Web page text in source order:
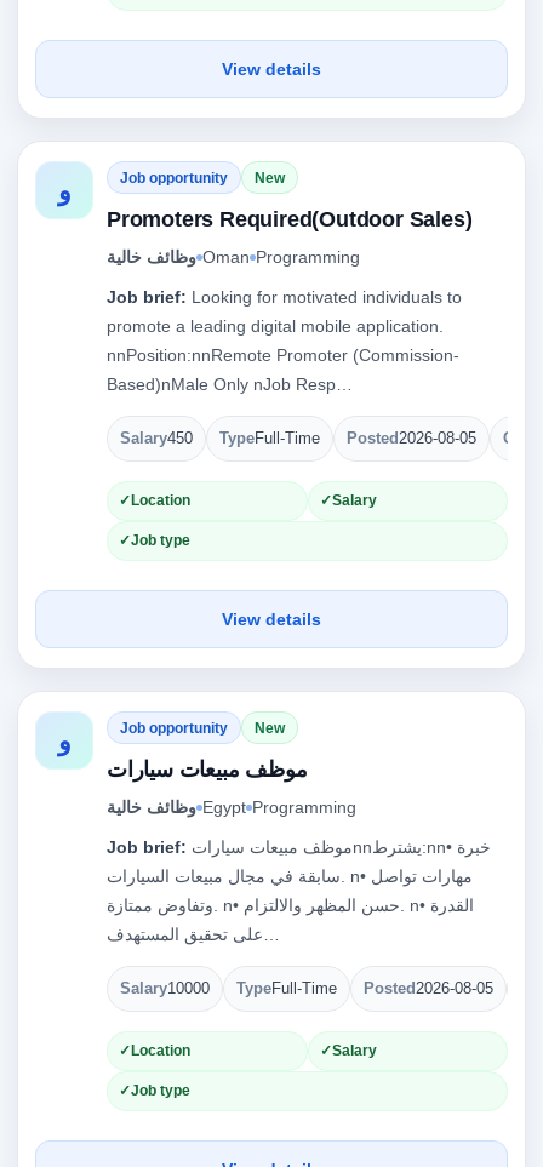
View details
و Job opportunity New
Promoters Required(Outdoor Sales)
وظائف خالية Oman Programming
Job brief: Looking for motivated individuals to
promote a leading digital mobile application.
nnPosition:nnRemote Promoter (Commission-
Based)nMale Only nJob Resp…
Salary450 TypeFull-Time Posted2026-08-05
Location Salary
Job type
View details
و Job opportunity New
موظف مبيعات سيارات
وظائف خالية Egypt Programming
Job brief:
سابقة في مجال مبيعات السيارات. n• مهارات تواصل
وتفاوض ممتازة. n• حسن المظهر والالتزام. n• القدرة
Salary10000 TypeFull-Time Posted2026-08-05
Location Salary
Job type